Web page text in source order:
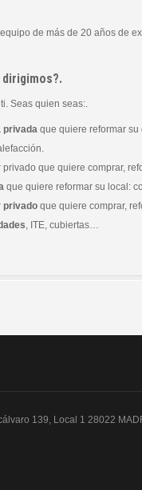
de más de 20 años de
dirigimos?.
Seas quien seas:.
privada que quiere reformar
privado que quiere comprar,
que quiere reformar su local:
privado que quiere comprar,
, ITE, cubiertas…
139, Local 1 28022